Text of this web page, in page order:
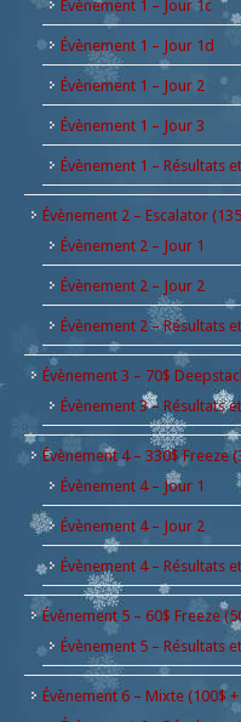
Évènement 1 – Jour 1c
Évènement 1 – Jour 1d
Évènement 1 – Jour 2
Évènement 1 – Jour 3
Évènement 1 – Résultats
Évènement 2 – Escalator
Évènement 2 – Jour 1
Évènement 2 – Jour 2
Évènement 2 – Résultats
Évènement 3 – 70$
Évènement 3 – Résultats
Évènement 4 – 330$ Freeze
Évènement 4 – Jour 1
Évènement 4 – Jour 2
Évènement 4 – Résultats
Évènement 5 – 60$ Freeze
Évènement 5 – Résultats
Évènement 6 – Mixte (100$